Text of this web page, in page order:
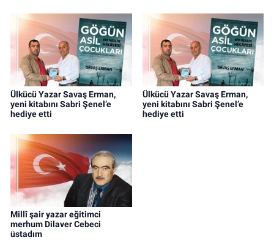
Ülkücü Yazar Savaş Erman,
yeni kitabını Sabri Şenel’e
hediye etti
Ülkücü Yazar Savaş Erman,
yeni kitabını Sabri Şenel’e
hediye etti
Millî şair yazar eğitimci
merhum Dilaver Cebeci
üstadım